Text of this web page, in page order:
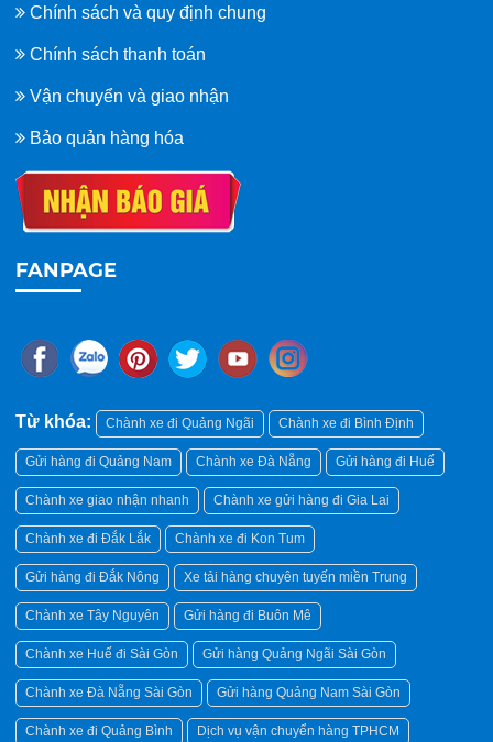
Chính sách và quy định chung
Chính sách thanh toán
Vận chuyển và giao nhận
Bảo quản hàng hóa
FANPAGE
Từ khóa: Chành xe đi Quảng Ngãi Chành xe đi Bình Định
Gửi hàng đi Quảng Nam Chành xe Đà Nẵng Gửi hàng đi Huế
Chành xe giao nhận nhanh Chành xe gửi hàng đi Gia Lai
Chành xe đi Đắk Lắk Chành xe đi Kon Tum
Gửi hàng đi Đắk Nông Xe tải hàng chuyên tuyến miền Trung
Chành xe Tây Nguyên Gửi hàng đi Buôn Mê
Chành xe Huế đi Sài Gòn Gửi hàng Quảng Ngãi Sài Gòn
Chành xe Đà Nẵng Sài Gòn Gửi hàng Quảng Nam Sài Gòn
Chành xe đi Quảng Bình Dịch vụ vận chuyển hàng TPHCM